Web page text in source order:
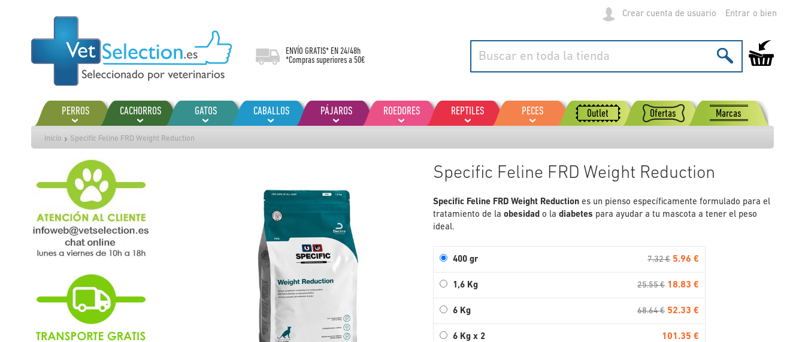
contenido
Crear cuenta de usuario Entrar
ENVÍO GRATIS* EN 24/48h
*Compras superiores a 50€
Mi carrito de
PERROS CACHORROS GATOS CABALLOS PÁJAROS ROEDORES REPTILES PECES Outlet Ofertas Marcas
Inicio Specific Feline FRD Weight Reduction
Specific Feline FRD Weight Reduction
Specific Feline FRD Weight Reduction es un pienso específicamente formulado para el
tratamiento de laobesidad o ladiabetes para ayudar a tu mascota a tener el peso
ideal.
400 gr 7.32 € 5.96 €
1,6 Kg 25.55 € 18.83 €
6 Kg 68.64 € 52.33 €
6 Kg x 2 101.35 €